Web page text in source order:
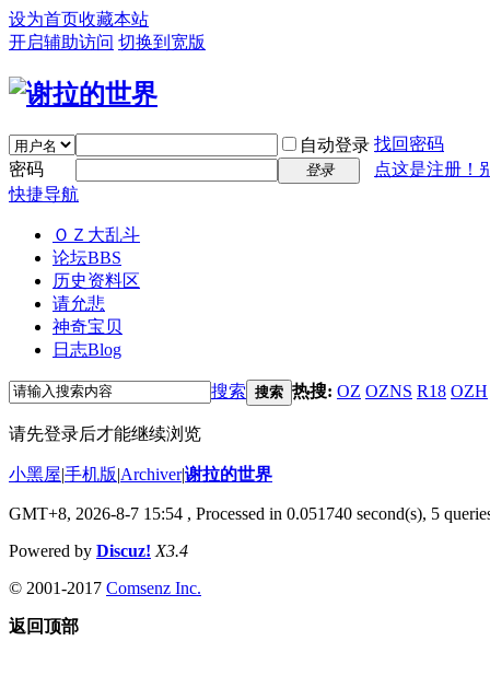
设为首页收藏本站
开启辅助访问 切换到宽版
自动登录 找回密码
密码
登录
点这是注册！
快捷导航
ＯＺ大乱斗
论坛BBS
历史资料区
请允悲
神奇宝贝
日志Blog
搜索 搜索 热搜: OZ OZNS R18 OZH
请先登录后才能继续浏览
小黑屋|手机版|Archiver|谢拉的世界
GMT+8, 2026-8-7 15:54 , Processed in 0.051740 second(s), 5
Powered by Discuz! X3.4
© 2001-2017 Comsenz Inc.
返回顶部